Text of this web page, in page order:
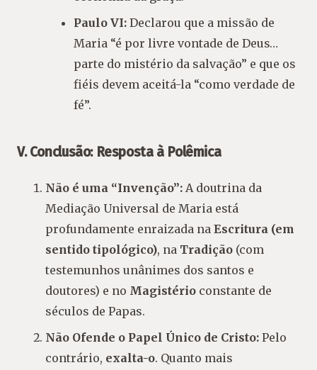
Paulo VI: Declarou que a missão de
Maria “é por livre vontade de Deus…
parte do mistério da salvação” e que os
fiéis devem aceitá-la “como verdade de
fé”.
V. Conclusão: Resposta à Polêmica
Não é uma “Invenção”: A doutrina da
Mediação Universal de Maria está
profundamente enraizada na Escritura (em
sentido tipológico), na Tradição (com
testemunhos unânimes dos santos e
doutores) e no Magistério constante de
séculos de Papas.
Não Ofende o Papel Único de Cristo: Pelo
contrário, exalta-o. Quanto mais